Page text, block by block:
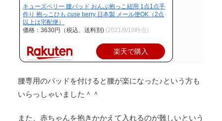
キューズベリー 腰パッド おんぶ抱っこ紐用 1点1点手
作り 抱っこひも cuse berry 日本製 メール便OK（2点
以上は宅配便）
価格：3630円（税込、送料別) (2021/9/10時点)
楽天で購入
腰専用のパッドを付けると腰が楽になった♪という方も
いらっしゃいました＾＾
また、赤ちゃんを抱きかかえて入れるのが難しいという